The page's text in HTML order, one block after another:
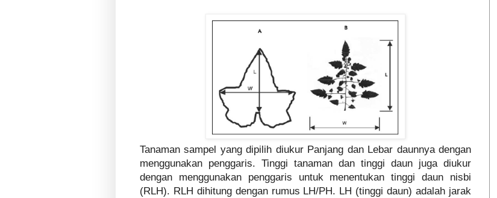
Tanaman sampel yang dipilih diukur Panjang dan Lebar daunnya dengan
menggunakan penggaris. Tinggi tanaman dan tinggi daun juga diukur
dengan menggunakan penggaris untuk menentukan tinggi daun nisbi
(RLH). RLH dihitung dengan rumus LH/PH. LH (tinggi daun) adalah jarak